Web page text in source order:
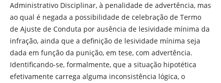
Administrativo Disciplinar, à penalidade de advertência, mas
ao qual é negada a possibilidade de celebração de Termo
de Ajuste de Conduta por ausência de lesividade mínima da
infração, ainda que a definição de lesividade mínima seja
dada em função da punição, em tese, com advertência.
Identificando-se, formalmente, que a situação hipotética
efetivamente carrega alguma inconsistência lógica, o